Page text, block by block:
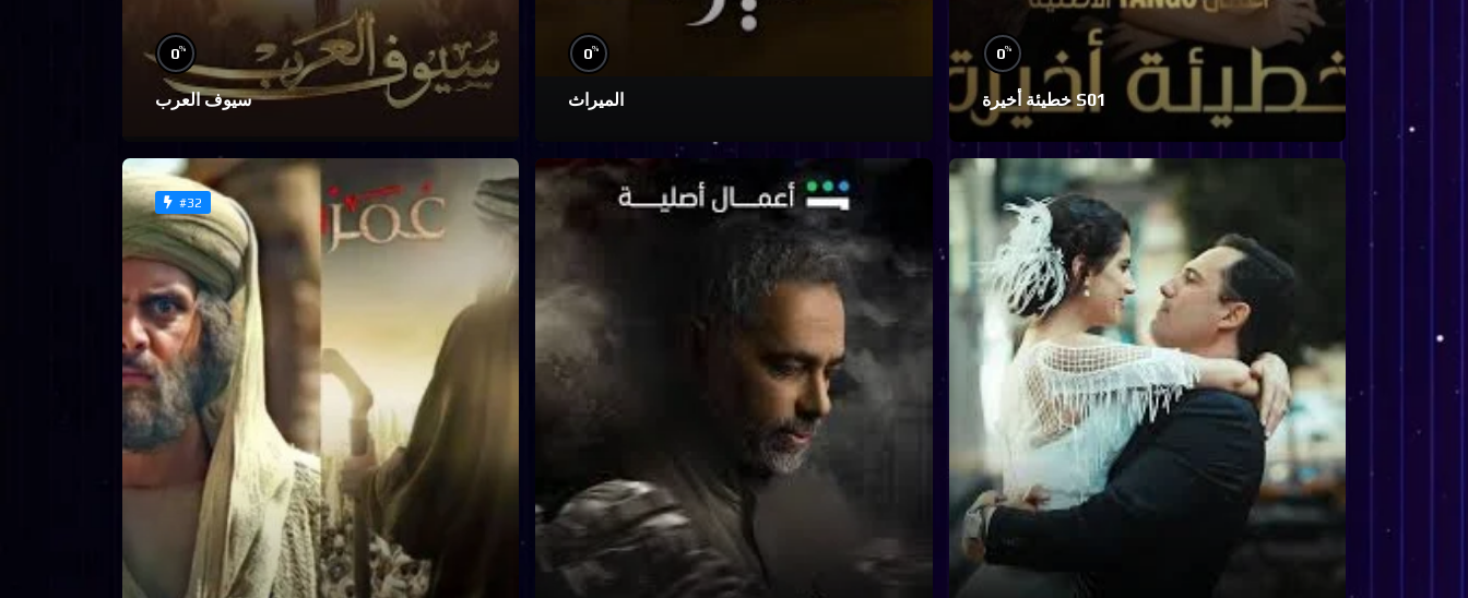
0%
سيوف العرب
0%
الميراث
0%
خطيئة أخيرة S01
#32